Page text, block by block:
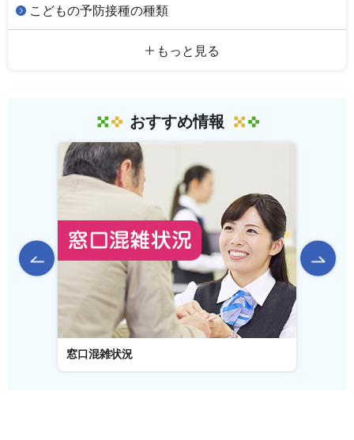
こどもの予防接種の種類
もっと見る
おすすめ情報
前のスライドを表示
窓口混雑状況